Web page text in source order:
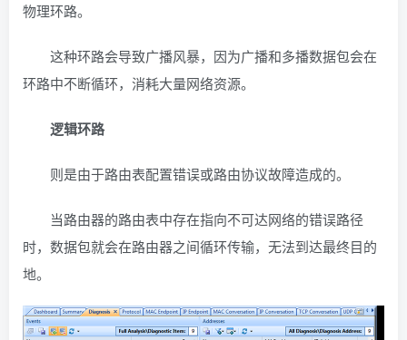
物理环路。
这种环路会导致广播风暴，因为广播和多播数据包会在
环路中不断循环，消耗大量网络资源。
逻辑环路
则是由于路由表配置错误或路由协议故障造成的。
当路由器的路由表中存在指向不可达网络的错误路径
时，数据包就会在路由器之间循环传输，无法到达最终目的
地。